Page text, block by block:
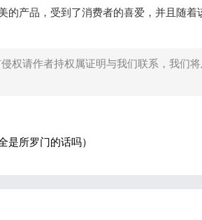
产品，受到了消费者的喜爱，并且随着
权请作者持权属证明与我们联系，我们
是所罗门的话吗）